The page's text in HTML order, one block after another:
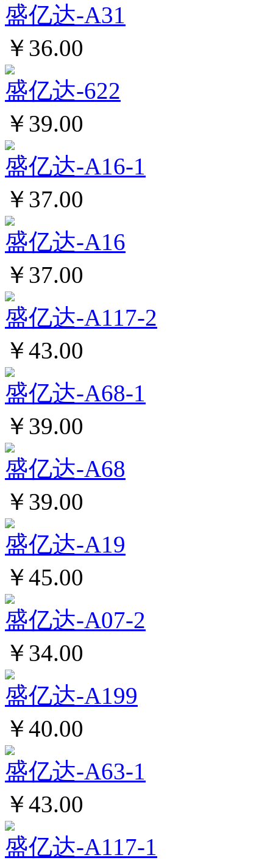
盛亿达-A31
￥36.00
盛亿达-622
￥39.00
盛亿达-A16-1
￥37.00
盛亿达-A16
￥37.00
盛亿达-A117-2
￥43.00
盛亿达-A68-1
￥39.00
盛亿达-A68
￥39.00
盛亿达-A19
￥45.00
盛亿达-A07-2
￥34.00
盛亿达-A199
￥40.00
盛亿达-A63-1
￥43.00
盛亿达-A117-1